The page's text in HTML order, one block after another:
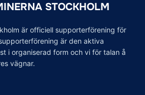
STOCKHOLM
är officiell supporterförening för
är den aktiva
i organiserad form och vi för talan å
vägnar.